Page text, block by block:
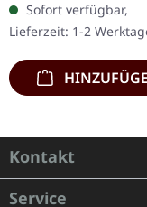
Schwarzes Doppel-
im Gatefold-Cover
bedrucktem…
Sofort verfügbar,
Lieferzeit: 1-2
Kontakt
Service